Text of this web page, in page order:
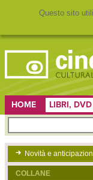
Questo sito
HOME LIBRI,
Novità e
COLLANE